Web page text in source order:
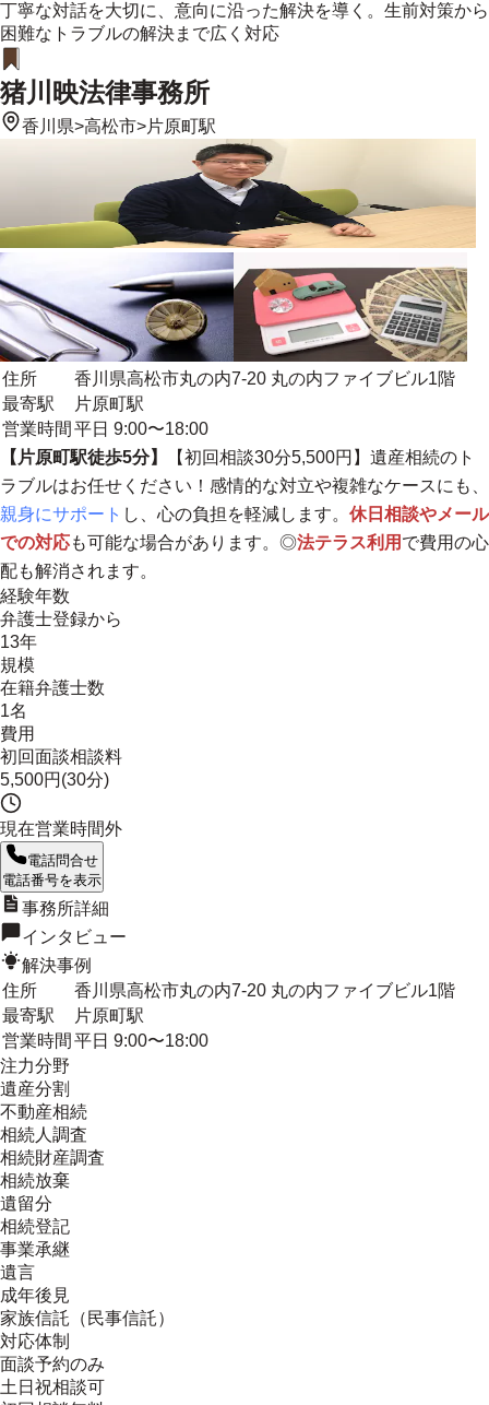
丁寧な対話を大切に、意向に沿った解決を導く。生前対策から
困難なトラブルの解決まで広く対応
猪川映法律事務所
香川県>高松市>片原町駅
住所
香川県高松市丸の内7-20 丸の内ファイブビル1階
最寄駅
片原町駅
営業時間 平日 9:00〜18:00
【片原町駅徒歩5分】
【初回相談30分5,500円】遺産相続のト
ラブルはお任せください！感情的な対立や複雑なケースにも、
親身にサポート し、心の負担を軽減します。 休日相談やメール
での対応も可能な場合があります。◎法テラス利用 で費用の心
配も解消されます。
経験年数
弁護士登録から
13年
規模
在籍弁護士数
1名
費用
初回面談相談料
5,500円(30分)
現在営業時間外
電話問合せ
電話番号を表示
事務所詳細
インタビュー
解決事例
住所
香川県高松市丸の内7-20 丸の内ファイブビル1階
最寄駅
片原町駅
営業時間 平日 9:00〜18:00
注力分野
遺産分割
不動産相続
相続人調査
相続財産調査
相続放棄
遺留分
相続登記
事業承継
遺言
成年後見
家族信託（民事信託）
対応体制
面談予約のみ
土日祝相談可